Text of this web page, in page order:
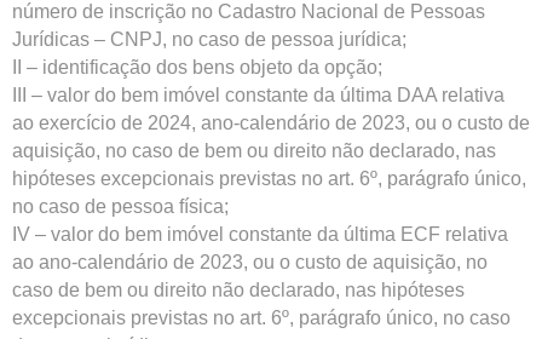
número de inscrição no Cadastro Nacional de Pessoas
Jurídicas – CNPJ, no caso de pessoa jurídica;
II – identificação dos bens objeto da opção;
III – valor do bem imóvel constante da última DAA relativa
ao exercício de 2024, ano-calendário de 2023, ou o custo de
aquisição, no caso de bem ou direito não declarado, nas
hipóteses excepcionais previstas no art. 6º, parágrafo único,
no caso de pessoa física;
IV – valor do bem imóvel constante da última ECF relativa
ao ano-calendário de 2023, ou o custo de aquisição, no
caso de bem ou direito não declarado, nas hipóteses
excepcionais previstas no art. 6º, parágrafo único, no caso